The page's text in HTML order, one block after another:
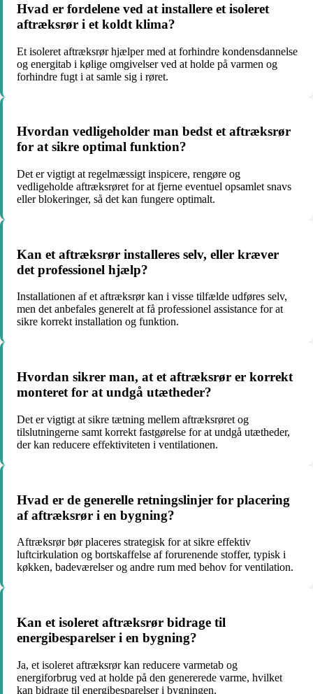
Hvad er fordelene ved at installere et isoleret
aftræksrør i et koldt klima?
Et isoleret aftræksrør hjælper med at forhindre kondensdannelse
og energitab i kølige omgivelser ved at holde på varmen og
forhindre fugt i at samle sig i røret.
Hvordan vedligeholder man bedst et aftræksrør
for at sikre optimal funktion?
Det er vigtigt at regelmæssigt inspicere, rengøre og
vedligeholde aftræksrøret for at fjerne eventuel opsamlet snavs
eller blokeringer, så det kan fungere optimalt.
Kan et aftræksrør installeres selv, eller kræver
det professionel hjælp?
Installationen af et aftræksrør kan i visse tilfælde udføres selv,
men det anbefales generelt at få professionel assistance for at
sikre korrekt installation og funktion.
Hvordan sikrer man, at et aftræksrør er korrekt
monteret for at undgå utætheder?
Det er vigtigt at sikre tætning mellem aftræksrøret og
tilslutningerne samt korrekt fastgørelse for at undgå utætheder,
der kan reducere effektiviteten i ventilationen.
Hvad er de generelle retningslinjer for placering
af aftræksrør i en bygning?
Aftræksrør bør placeres strategisk for at sikre effektiv
luftcirkulation og bortskaffelse af forurenende stoffer, typisk i
køkken, badeværelser og andre rum med behov for ventilation.
Kan et isoleret aftræksrør bidrage til
energibesparelser i en bygning?
Ja, et isoleret aftræksrør kan reducere varmetab og
energiforbrug ved at holde på den genererede varme, hvilket
kan bidrage til energibesparelser i bygningen.